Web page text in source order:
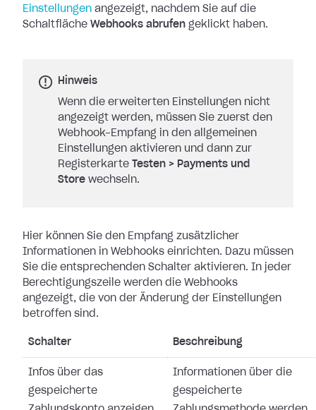
Einstellungen angezeigt, nachdem Sie auf die
Schaltfläche Webhooks abrufen geklickt haben.
Hinweis
Wenn die erweiterten Einstellungen nicht
angezeigt werden, müssen Sie zuerst den
Webhook-Empfang in den allgemeinen
Einstellungen aktivieren und dann zur
Registerkarte
Testen > Payments und
Store wechseln.
Hier können Sie den Empfang zusätzlicher
Informationen in Webhooks einrichten. Dazu müssen
Sie die entsprechenden Schalter aktivieren. In jeder
Berechtigungszeile werden die Webhooks
angezeigt, die von der Änderung der Einstellungen
betroffen sind.
Schalter Beschreibung
Infos über das
gespeicherte
Informationen über die
gespeicherte